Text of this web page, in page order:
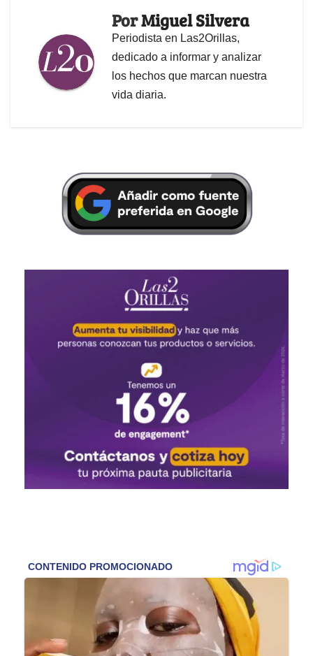
PorMiguel Silvera
Periodista en Las2Orillas,
dedicado a informar y analizar
los hechos que marcan nuestra
vida diaria.